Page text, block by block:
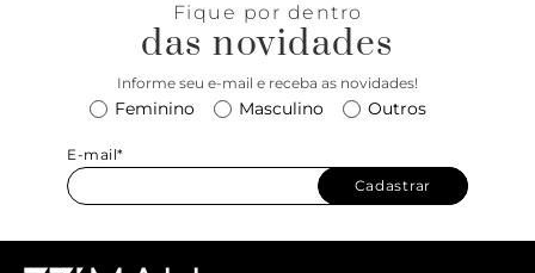
Fique por dentro
das novidades
Informe seu e-mail e receba as novidades!
Feminino Masculino Outros
E-mail*
Cadastrar